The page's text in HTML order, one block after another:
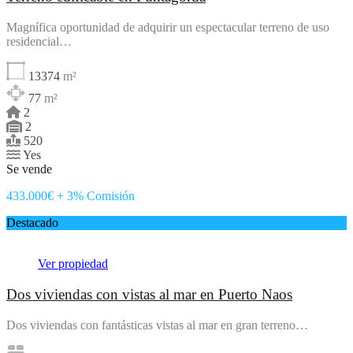
Magnífica oportunidad de adquirir un espectacular terreno de uso
residencial…
13374 m²
77 m²
2
2
520
Yes
Se vende
433.000€ + 3% Comisión
Destacado
Ver propiedad
Dos viviendas con vistas al mar en Puerto Naos
Dos viviendas con fantásticas vistas al mar en gran terreno…